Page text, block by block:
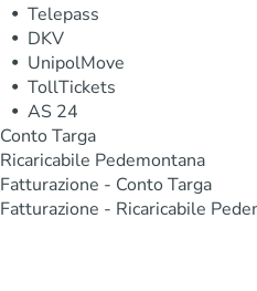
Telepass
DKV
UnipolMove
TollTickets
AS 24
Conto Targa
Ricaricabile Pedemontana
Fatturazione - Conto Targa
Fatturazione - Ricaricabile